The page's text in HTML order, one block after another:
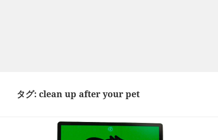
タグ:clean up after your pet